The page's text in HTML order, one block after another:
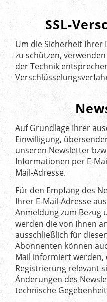
SSL-
Um die Sicherheit
zu schützen,
der Technik
Auf Grundlage Ihrer
Einwilligung,
unseren Newsletter
Informationen per E-
Mail-Adresse.
Für den Empfang des
Ihrer E-Mail-Adresse
Anmeldung zum Bezug
werden die von Ihnen
ausschließlich für
Abonnenten können
Mail informiert
Registrierung relevant
Änderungen des
technische